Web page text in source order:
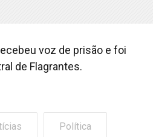
voz de prisão e foi
de Flagrantes.
Política